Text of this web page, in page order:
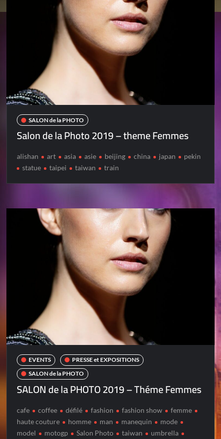
SALON de la PHOTO
Salon de la Photo 2019 – theme Femmes
alishan art asia asie beijing china japan
pekin
statue
taipei taiwan train
EVENTS
PRESSE et EXPOSITIONS
SALON de la PHOTO
SALON de la PHOTO 2019 – Théme Femmes
cafe coffee défilé fashion fashion show
femme
haute couture
homme man manequin
mode
model
motogp Salon Photo taiwan
umbrella